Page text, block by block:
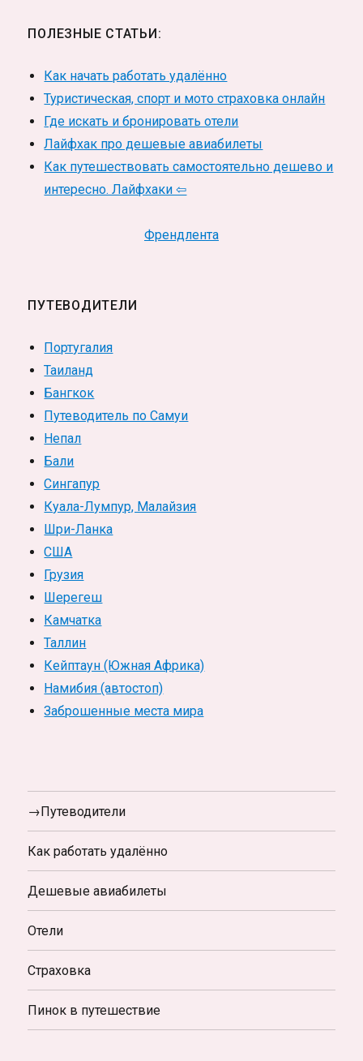
ПОЛЕЗНЫЕ СТАТЬИ:
Как начать работать удалённо
Туристическая, спорт и мото страховка онлайн
Где искать и бронировать отели
Лайфхак про дешевые авиабилеты
Как путешествовать самостоятельно дешево и
интересно. Лайфхаки ⇦
Френдлента
ПУТЕВОДИТЕЛИ
Португалия
Таиланд
Бангкок
Путеводитель по Самуи
Непал
Бали
Сингапур
Куала-Лумпур, Малайзия
Шри-Ланка
США
Грузия
Шерегеш
Камчатка
Таллин
Кейптаун (Южная Африка)
Намибия (автостоп)
Заброшенные места мира
→Путеводители
Как работать удалённо
Дешевые авиабилеты
Отели
Страховка
Пинок в путешествие